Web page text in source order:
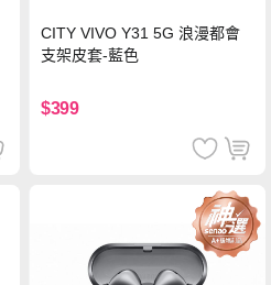
CITY VIVO Y31 5G 浪漫都會
支架皮套-藍色
$399